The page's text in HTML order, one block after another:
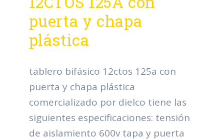
puerta y chapa
plástica
tablero bifásico 12ctos 125a con
puerta y chapa plástica
comercializado por dielco tiene las
siguientes especificaciones: tensión
de aislamiento 600v tapa y puerta